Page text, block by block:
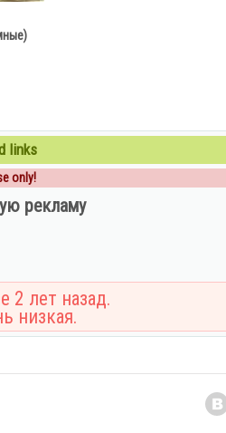
links
only!
рекламу
2 лет назад.
низкая.